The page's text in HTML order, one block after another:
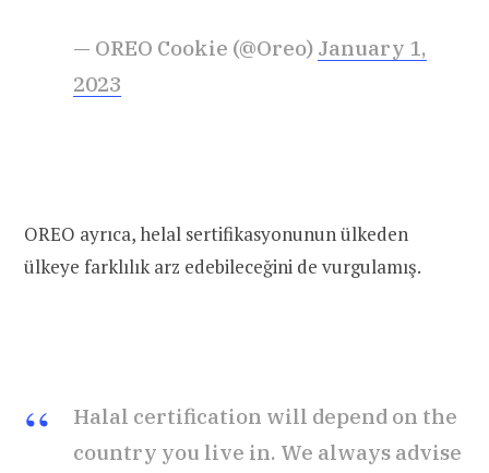
— OREO Cookie (@Oreo) January 1,
2023
OREO ayrıca, helal sertifikasyonunun ülkeden
ülkeye farklılık arz edebileceğini de vurgulamış.
Halal certification will depend on the
country you live in. We always advise